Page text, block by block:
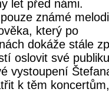
let před námi.
známé
který po
dokáže stále
oslovit své
vystoupení
k těm